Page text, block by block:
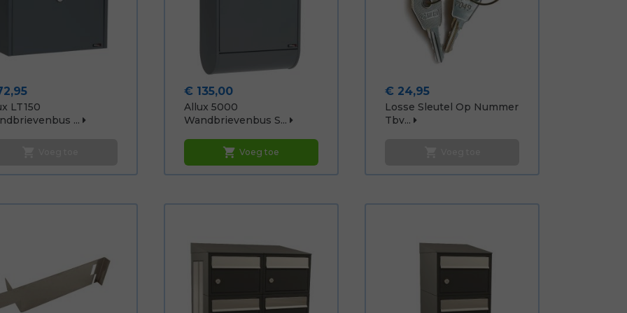
LT150
...
Prijs
€ 135,00
Allux 5000
Wandbrievenbus S...
shopping_cart Voeg toe
Prijs
€ 24,95
Losse Sleutel Op Nummer
Tbv...